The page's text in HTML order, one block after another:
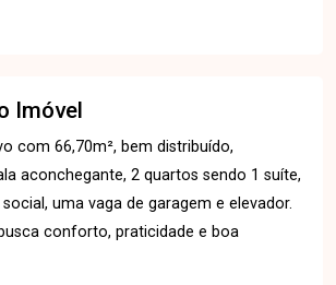
Imóvel
com 66,70m², bem distribuído,
aconchegante, 2 quartos sendo 1 suíte,
uma vaga de garagem e elevador.
conforto, praticidade e boa